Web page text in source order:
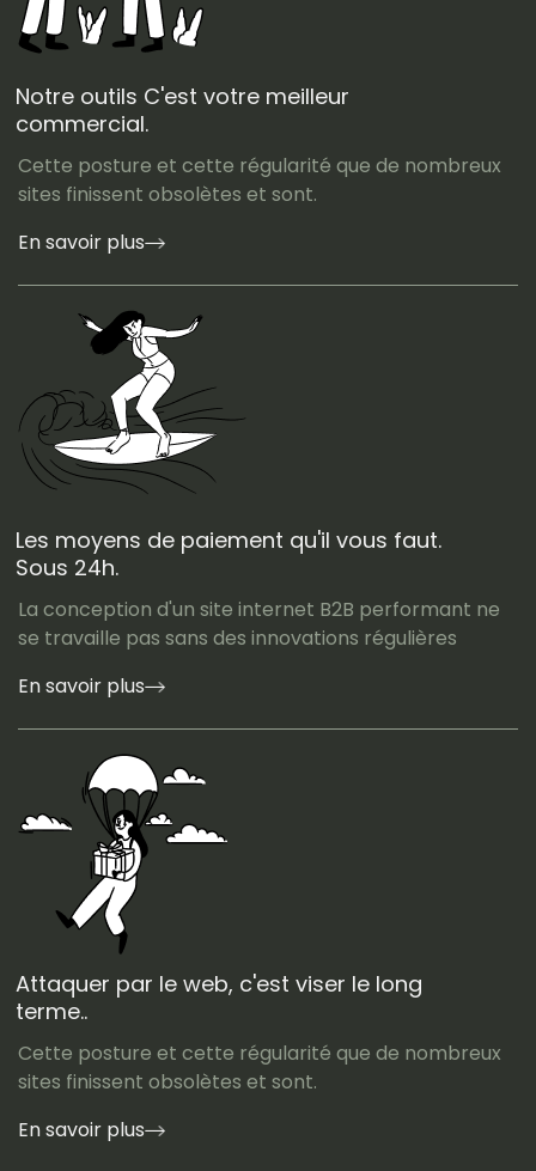
Notre outils C'est votre meilleur
commercial.
Cette posture et cette régularité que de nombreux
sites finissent obsolètes et sont.
En savoir plus
Les moyens de paiement qu'il vous faut.
Sous 24h.
La conception d'un site internet B2B performant ne
se travaille pas sans des innovations régulières
En savoir plus
Attaquer par le web, c'est viser le long
terme..
Cette posture et cette régularité que de nombreux
sites finissent obsolètes et sont.
En savoir plus